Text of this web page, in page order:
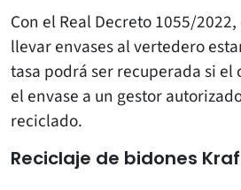
Con el Real Decreto 1055/
llevar envases al vertedero
tasa podrá ser recuperada si
el envase a un gestor
reciclado.
Reciclaje de bidones